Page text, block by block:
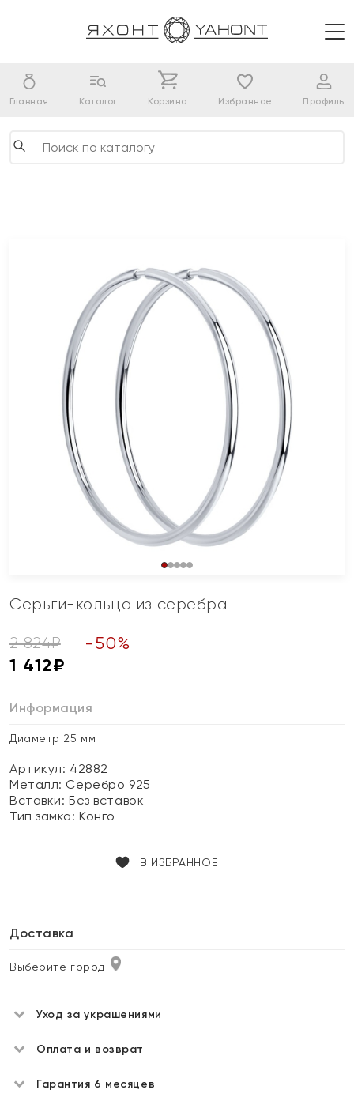
Главная Каталог Корзина Избранное Профиль
Серьги-кольца из серебра
2 824₽ -50%
1 412₽
Информация
Диаметр 25 мм
Артикул: 42882
Металл: Серебро 925
Вставки:Без вставок
Тип замка:Конго
В ИЗБРАННОЕ
Доставка
Выберите город
Уход за украшениями
Оплата и возврат
Гарантия 6 месяцев